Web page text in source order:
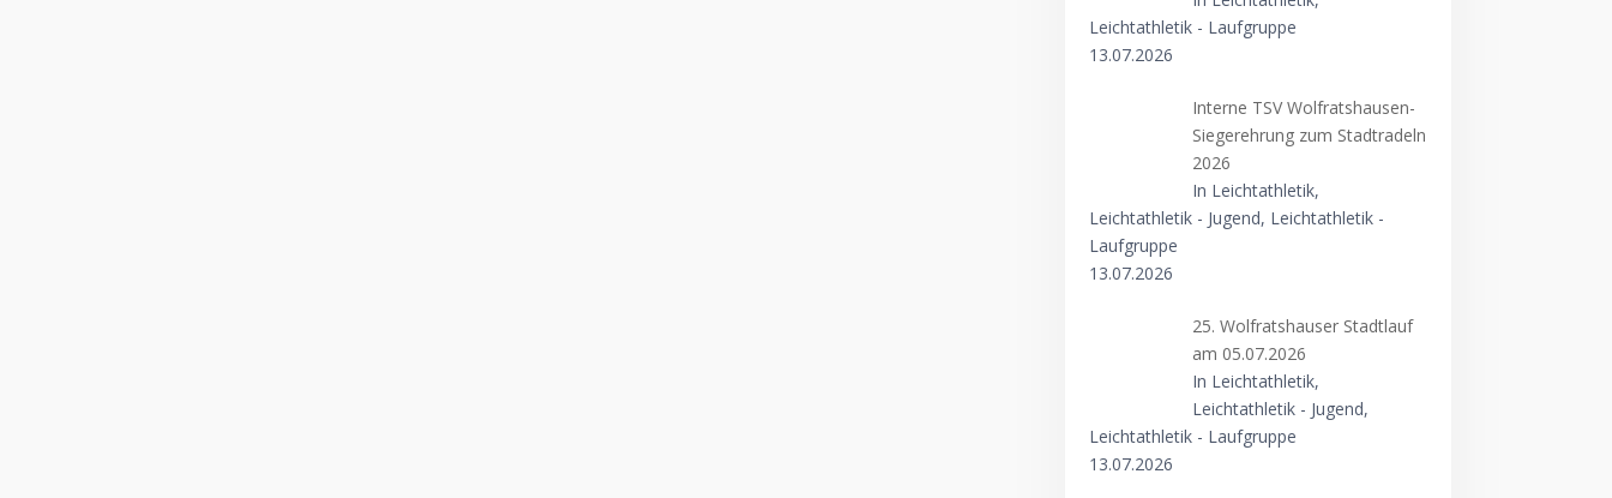
Leichtathletik - Laufgruppe
13.07.2026
Interne TSV Wolfratshausen-
Siegerehrung zum Stadtradeln
2026
In Leichtathletik,
Leichtathletik - Jugend, Leichtathletik -
Laufgruppe
13.07.2026
25. Wolfratshauser Stadtlauf
am 05.07.2026
In Leichtathletik,
Leichtathletik - Jugend,
Leichtathletik - Laufgruppe
13.07.2026